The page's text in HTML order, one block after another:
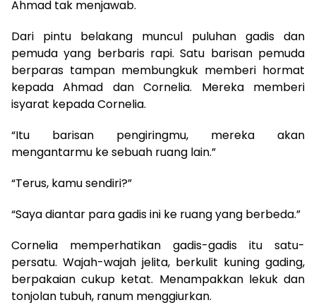
Ahmad tak menjawab.
Dari pintu belakang muncul puluhan gadis dan
pemuda yang berbaris rapi. Satu barisan pemuda
berparas tampan membungkuk memberi hormat
kepada Ahmad dan Cornelia. Mereka memberi
isyarat kepada Cornelia.
“Itu barisan pengiringmu, mereka akan
mengantarmu ke sebuah ruang lain.”
“Terus, kamu sendiri?”
“Saya diantar para gadis ini ke ruang yang berbeda.”
Cornelia memperhatikan gadis-gadis itu satu-
persatu. Wajah-wajah jelita, berkulit kuning gading,
berpakaian cukup ketat. Menampakkan lekuk dan
tonjolan tubuh, ranum menggiurkan.